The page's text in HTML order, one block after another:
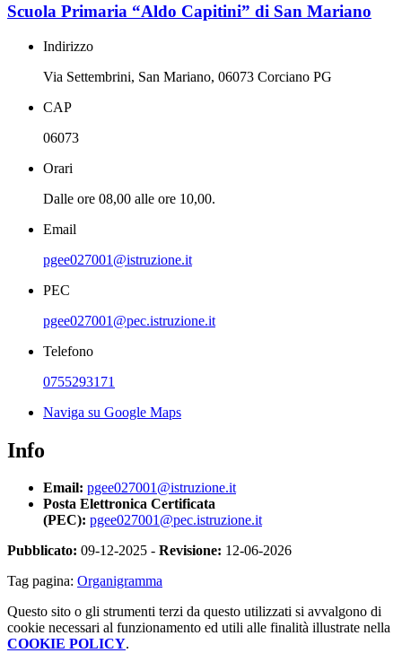
Scuola Primaria “Aldo Capitini” di San Mariano
Indirizzo
Via Settembrini, San Mariano, 06073 Corciano PG
CAP
06073
Orari
Dalle ore 08,00 alle ore 10,00.
Email
pgee027001@istruzione.it
PEC
pgee027001@pec.istruzione.it
Telefono
0755293171
Naviga su Google Maps
Info
Email: pgee027001@istruzione.it
Posta Elettronica Certificata
(PEC): pgee027001@pec.istruzione.it
Pubblicato: 09-12-2025 - Revisione: 12-06-2026
Tag pagina: Organigramma
Questo sito o gli strumenti terzi da questo utilizzati si avvalgono di
cookie necessari al funzionamento ed utili alle finalità illustrate nella
COOKIE POLICY.